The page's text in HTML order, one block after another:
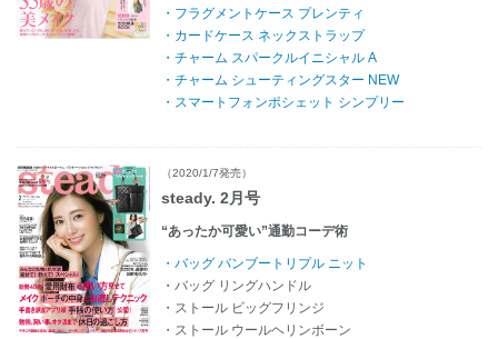
・フラグメントケース プレンティ
・カードケース ネックストラップ
・チャーム スパークルイニシャル A
・チャーム シューティングスター NEW
・スマートフォンポシェット シンプリー
（2020/1/7発売）
steady. 2月号
“あったか可愛い”通勤コーデ術
・バッグ バンブートリプル ニット
・バッグ リングハンドル
・ストール ビッグフリンジ
・ストール ウールヘリンボーン